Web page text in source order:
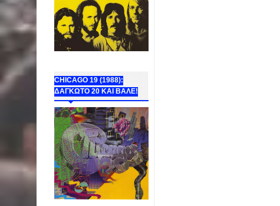
CHICAGO 19 (1988):
ΔΑΓΚΩΤΟ 20 ΚΑΙ ΒΑΛΕ!